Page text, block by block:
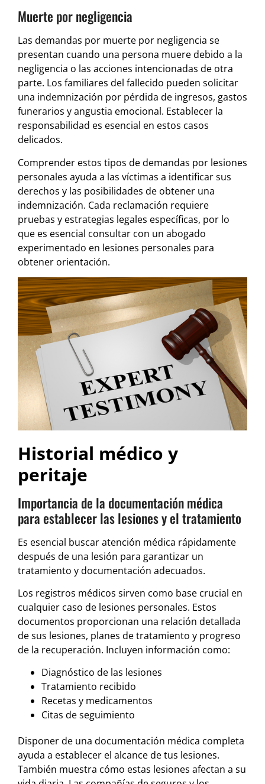
Muerte por negligencia
Las demandas por muerte por negligencia se
presentan cuando una persona muere debido a la
negligencia o las acciones intencionadas de otra
parte. Los familiares del fallecido pueden solicitar
una indemnización por pérdida de ingresos, gastos
funerarios y angustia emocional. Establecer la
responsabilidad es esencial en estos casos
delicados.
Comprender estos tipos de demandas por lesiones
personales ayuda a las víctimas a identificar sus
derechos y las posibilidades de obtener una
indemnización. Cada reclamación requiere
pruebas y estrategias legales específicas, por lo
que es esencial consultar con un abogado
experimentado en lesiones personales para
obtener orientación.
Historial médico y
peritaje
Importancia de la documentación médica
para establecer las lesiones y el tratamiento
Es esencial buscar atención médica rápidamente
después de una lesión para garantizar un
tratamiento y documentación adecuados.
Los registros médicos sirven como base crucial en
cualquier caso de lesiones personales. Estos
documentos proporcionan una relación detallada
de sus lesiones, planes de tratamiento y progreso
de la recuperación. Incluyen información como:
Diagnóstico de las lesiones
Tratamiento recibido
Recetas y medicamentos
Citas de seguimiento
Disponer de una documentación médica completa
ayuda a establecer el alcance de tus lesiones.
También muestra cómo estas lesiones afectan a su